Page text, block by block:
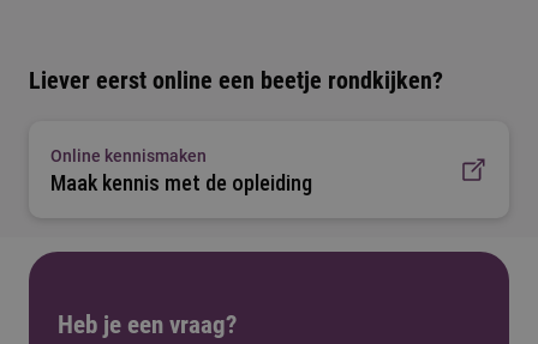
Liever eerst online een beetje rondkijken?
Online kennismaken
Maak kennis met de opleiding
Heb je een vraag?